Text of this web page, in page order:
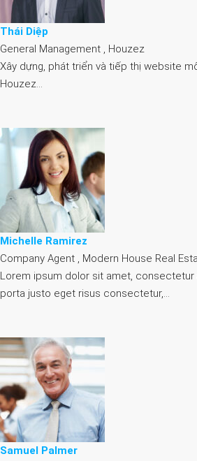
Thái Diệp
General Management , Houzez
Xây dựng, phát triển và tiếp thị website
Houzez…
Michelle Ramirez
Company Agent , Modern House Real
Lorem ipsum dolor sit amet, consectetur
porta justo eget risus consectetur,…
Samuel Palmer